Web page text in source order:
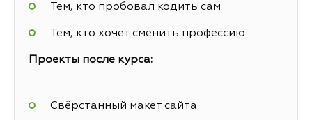
Тем, кто пробовал кодить сам
Тем, кто хочет сменить профессию
Проекты после курса:
Свёрстанный макет сайта